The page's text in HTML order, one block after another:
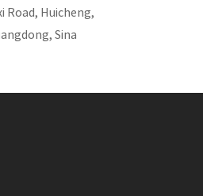
Road, Huicheng,
Sina